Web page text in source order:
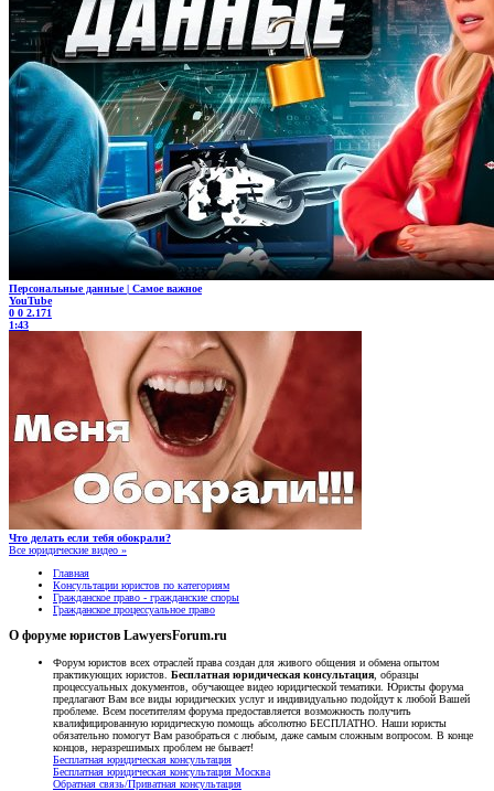
Персональные данные | Самое важное
YouTube
0 0 2.171
1:43
Что делать если тебя обокрали?
Все юридические видео »
Главная
Консультации юристов по категориям
Гражданское право - гражданские споры
Гражданское процессуальное право
О форуме юристов LawyersForum.ru
Форум юристов всех отраслей права создан для живого общения и обмена опытом
практикующих юристов. Бесплатная юридическая консультация , образцы
процессуальных документов, обучающее видео юридической тематики. Юристы форума
предлагают Вам все виды юридических услуг и индивидуально подойдут к любой Вашей
проблеме. Всем посетителям форума предоставляется возможность получить
квалифицированную юридическую помощь абсолютно БЕСПЛАТНО. Наши юристы
обязательно помогут Вам разобраться с любым, даже самым сложным вопросом. В конце
концов, неразрешимых проблем не бывает!
Бесплатная юридическая консультация
Бесплатная юридическая консультация Москва
Обратная связь/Приватная консультация